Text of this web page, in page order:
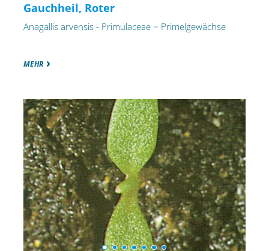
Gauchheil, Roter
Anagallis arvensis - Primulaceae = Primelgewächse
MEHR